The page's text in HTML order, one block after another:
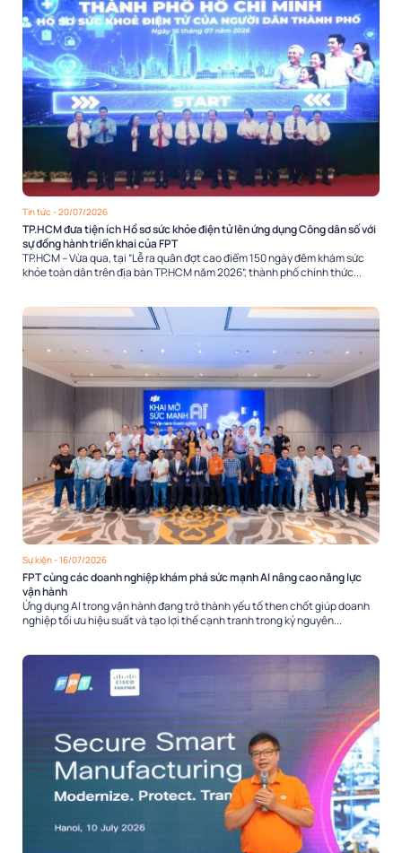
Tin tức - 20/07/2026
TP.HCM đưa tiện ích Hồ sơ sức khỏe điện tử lên ứng dụng Công dân số với
sự đồng hành triển khai của FPT
TP.HCM – Vừa qua, tại “Lễ ra quân đợt cao điểm 150 ngày đêm khám sức
khỏe toàn dân trên địa bàn TP.HCM năm 2026”, thành phố chính thức...
Sự kiện- 16/07/2026
FPT cùng các doanh nghiệp khám phá sức mạnh AI nâng cao năng lực
vận hành
Ứng dụng AI trong vận hành đang trở thành yếu tố then chốt giúp doanh
nghiệp tối ưu hiệu suất và tạo lợi thế cạnh tranh trong kỷ nguyên...